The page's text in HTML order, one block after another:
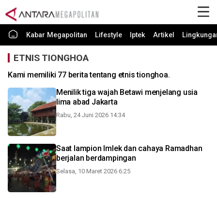
Kabar Megapolitan Lifestyle Iptek Artikel
ETNIS TIONGHOA
Kami memiliki 77 berita tentang etnis tionghoa.
Menilik tiga wajah Betawi menjelang usia
lima abad Jakarta
Rabu, 24 Juni 2026 14:34
Saat lampion Imlek dan cahaya Ramadhan
berjalan berdampingan
Selasa, 10 Maret 2026 6:25